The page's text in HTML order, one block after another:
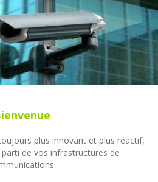
plus innovant et plus réactif,
de vos infrastructures de